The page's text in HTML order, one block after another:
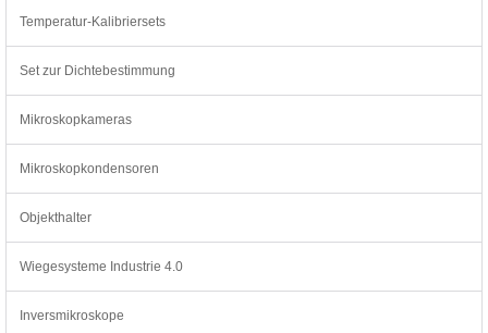
Temperatur-Kalibriersets
Set zur Dichtebestimmung
Mikroskopkameras
Mikroskopkondensoren
Objekthalter
Wiegesysteme Industrie 4.0
Inversmikroskope